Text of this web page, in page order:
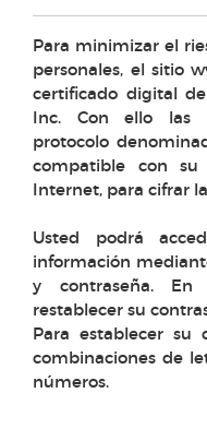
Para minimizar el
personales, el sitio
certificado digital
Inc. Con ello las
protocolo
compatible con su
Internet, para cifrar
Usted podrá
información
y contraseña.
restablecer su
Para establecer su
combinaciones de
números.